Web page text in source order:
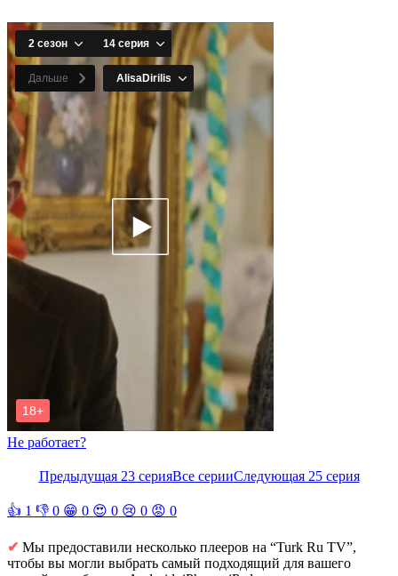
Не работает?
Предыдущая 23 серияВсе серииСледующая 25 серия
👍 1 👎 0 😁 0 😍 0 😢 0 😡 0
✔ Мы предоставили несколько плееров на “Turk Ru TV”,
чтобы вы могли выбрать самый подходящий для вашего